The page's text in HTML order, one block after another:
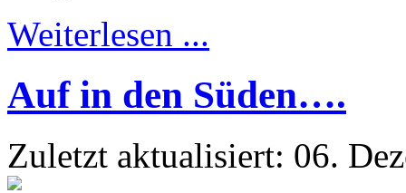
Weiterlesen ...
Auf in den Süden….
Zuletzt aktualisiert: 06.